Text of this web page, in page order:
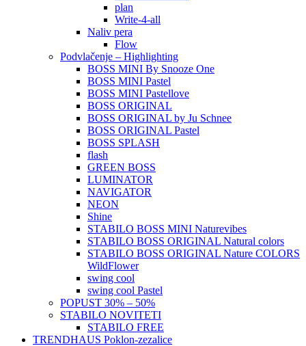
plan
Write-4-all
Naliv pera
Flow
Podvlačenje – Highlighting
BOSS MINI By Snooze One
BOSS MINI Pastel
BOSS MINI Pastellove
BOSS ORIGINAL
BOSS ORIGINAL by Ju Schnee
BOSS ORIGINAL Pastel
BOSS SPLASH
flash
GREEN BOSS
LUMINATOR
NAVIGATOR
NEON
Shine
STABILO BOSS MINI Naturevibes
STABILO BOSS ORIGINAL Natural colors
STABILO BOSS ORIGINAL Nature COLORS
WildFlower
swing cool
swing cool Pastel
POPUST 30% – 50%
STABILO NOVITETI
STABILO FREE
TRENDHAUS Poklon-zezalice